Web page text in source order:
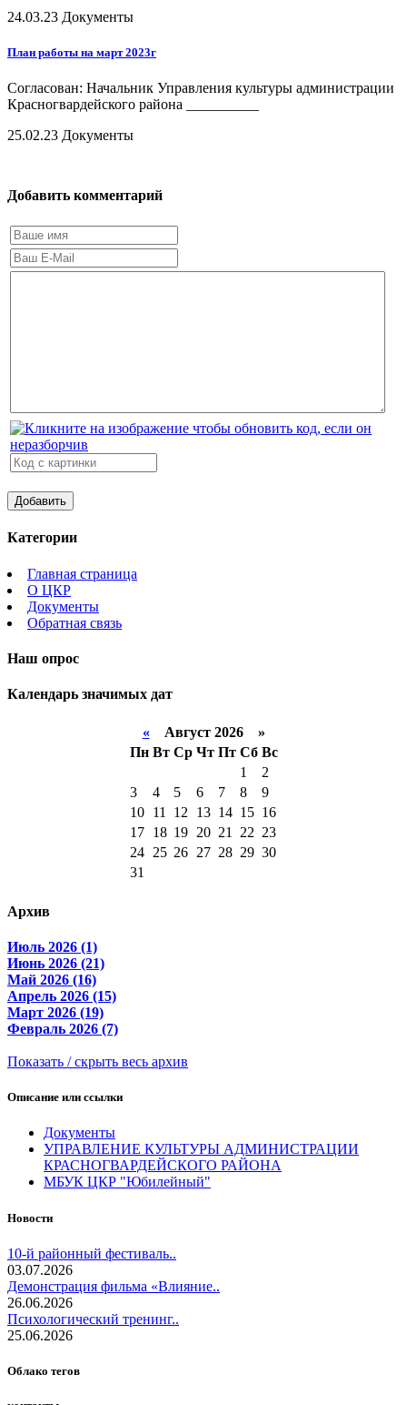
24.03.23 Документы
План работы на март 2023г
Согласован: Начальник Управления культуры администрации
Красногвардейского района __________
25.02.23 Документы
Добавить комментарий
Категории
Главная страница
О ЦКР
Документы
Обратная связь
Наш опрос
Календарь значимых дат
«Август 2026 »
Пн Вт Ср Чт Пт Сб Вс
1
2
3
4 5 6 7 8
9
10
11 12 13 14 15 16
17
18 19 20 21 22 23
24 25 26 27 28 29 30
31
Архив
Июль 2026 (1)
Июнь 2026 (21)
Май 2026 (16)
Апрель 2026 (15)
Март 2026 (19)
Февраль 2026 (7)
Показать / скрыть весь архив
Описание или ссылки
Документы
УПРАВЛЕНИЕ КУЛЬТУРЫ АДМИНИСТРАЦИИ
КРАСНОГВАРДЕЙСКОГО РАЙОНА
МБУК ЦКР "Юбилейный"
Новости
10-й районный фестиваль..
03.07.2026
Демонстрация фильма «Влияние..
26.06.2026
Психологический тренинг..
25.06.2026
Облако тегов